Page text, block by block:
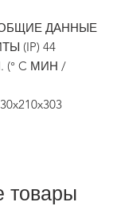
ДАННЫЕ
(IP) 44
(° C МИН /
товары